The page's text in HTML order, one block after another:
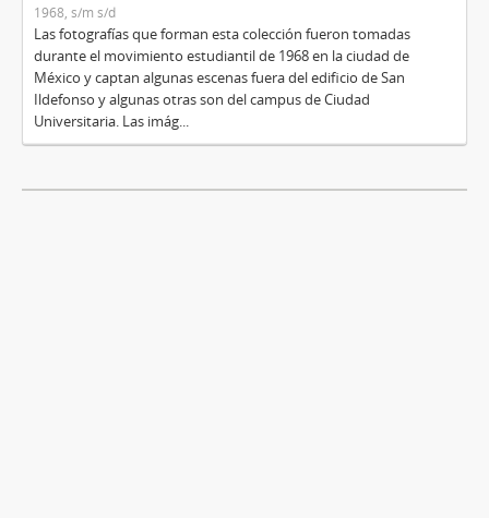
1968, s/m s/d
Las fotografías que forman esta colección fueron tomadas
durante el movimiento estudiantil de 1968 en la ciudad de
México y captan algunas escenas fuera del edificio de San
Ildefonso y algunas otras son del campus de Ciudad
Universitaria. Las imág...